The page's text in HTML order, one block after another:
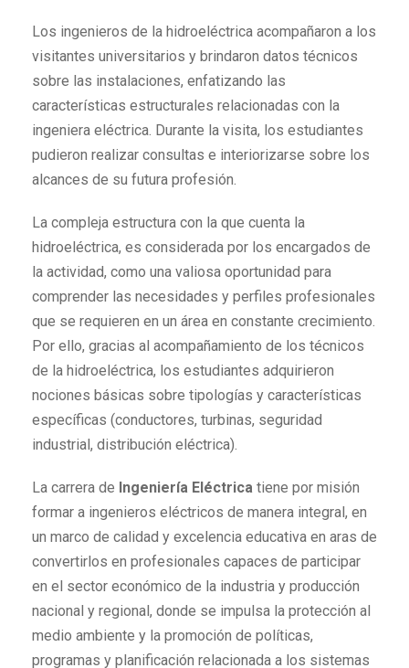
Los ingenieros de la hidroeléctrica acompañaron a los
visitantes universitarios y brindaron datos técnicos
sobre las instalaciones, enfatizando las
características estructurales relacionadas con la
ingeniera eléctrica. Durante la visita, los estudiantes
pudieron realizar consultas e interiorizarse sobre los
alcances de su futura profesión.
La compleja estructura con la que cuenta la
hidroeléctrica, es considerada por los encargados de
la actividad, como una valiosa oportunidad para
comprender las necesidades y perfiles profesionales
que se requieren en un área en constante crecimiento.
Por ello, gracias al acompañamiento de los técnicos
de la hidroeléctrica, los estudiantes adquirieron
nociones básicas sobre tipologías y características
específicas (conductores, turbinas, seguridad
industrial, distribución eléctrica).
La carrera de Ingeniería Eléctrica tiene por misión
formar a ingenieros eléctricos de manera integral, en
un marco de calidad y excelencia educativa en aras de
convertirlos en profesionales capaces de participar
en el sector económico de la industria y producción
nacional y regional, donde se impulsa la protección al
medio ambiente y la promoción de políticas,
programas y planificación relacionada a los sistemas